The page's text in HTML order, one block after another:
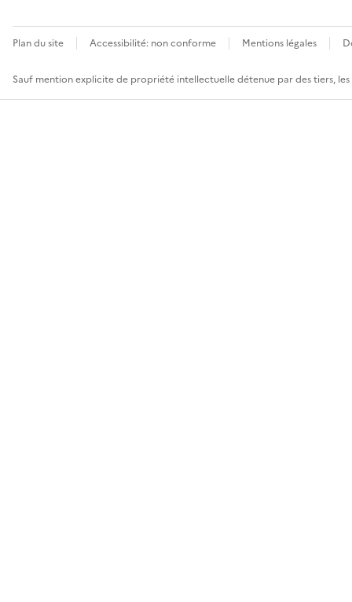
Plan du site Accessibilité: non conforme Mentions légales
Sauf mention explicite de propriété intellectuelle détenue par des tiers,